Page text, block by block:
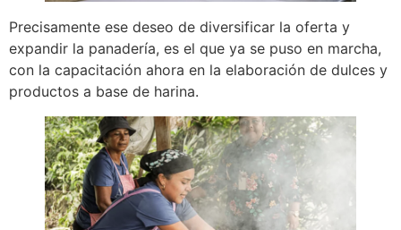
Precisamente ese deseo de diversificar la oferta y
expandir la panadería, es el que ya se puso en marcha,
con la capacitación ahora en la elaboración de dulces y
productos a base de harina.